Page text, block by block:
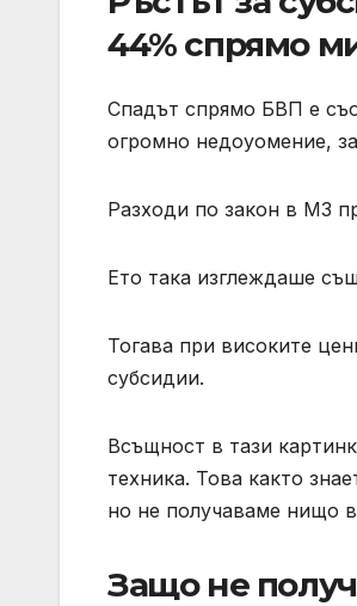
44% спрямо
Спадът спрямо БВП е
огромно недоуомение,
Разходи по закон в МЗ
Ето така изглеждаше
Тогава при високите
субсидии.
Всъщност в тази
техника. Това както
но не получаваме нищо
Защо не